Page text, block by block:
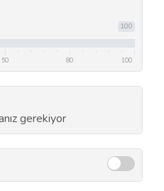
100
50 80 100
gerekiyor